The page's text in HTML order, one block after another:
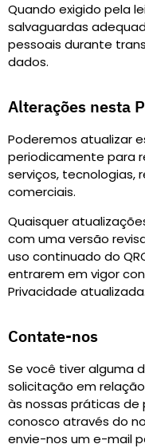
Quando exigido pela
salvaguardas
pessoais durante
dados.
Alterações nesta
Poderemos atualizar
periodicamente para
serviços, tecnologias,
comerciais.
Quaisquer
com uma versão
uso continuado do
entrarem em vigor
Privacidade atualizada.
Contate-nos
Se você tiver alguma
solicitação em
às nossas práticas
conosco através do
envie-nos um e-mail